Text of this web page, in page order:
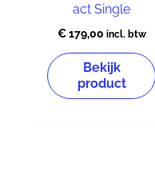
act Single
€179,00 incl. btw
Bekijk
product